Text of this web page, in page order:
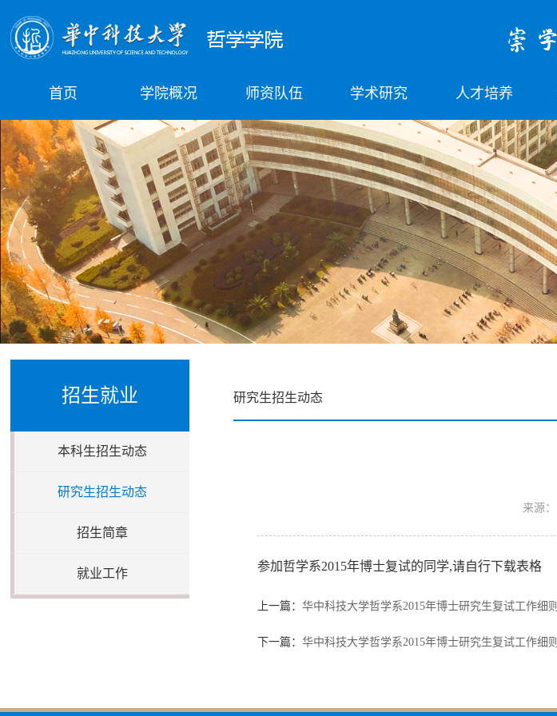
首页 学院概况 师资队伍 学术研究 人才培养
招生就业
本科生招生动态
研究生招生动态
招生简章
就业工作
研究生招生动态
来源：
参加哲学系2015年博士复试的同学,请自行下载表格
上一篇： 华中科技大学哲学系2015年博士研究生复试工作细则
下一篇： 华中科技大学哲学系2015年博士研究生复试工作细则